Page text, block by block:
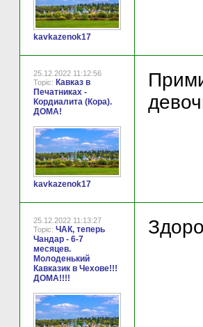
kavkazenok17
25.12.2022 11:12:56
Topic: Кавказ в
Печатниках -
Кордиалита (Кора).
ДОМА!
kavkazenok17
25.12.2022 11:13:27
Topic: ЧАК, теперь
Чандар - 6-7
месяцев.
Молоденький
Кавказик в Чехове!!!
ДОМА!!!!